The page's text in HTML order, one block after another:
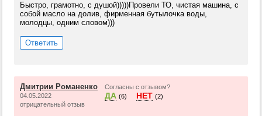
Быстро, грамотно, с душой)))))Провели ТО, чистая машина, с
собой масло на долив, фирменная бутылочка воды,
молодцы, одним словом)))
Ответить
Дмитрии Романенко
04.05.2022
отрицательный отзыв
Согласны с отзывом?
ДА (6) НЕТ (2)